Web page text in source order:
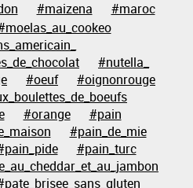
#maizena #maroc
#nutella_
#oeuf
#oignonrouge
#orange
#pain
#pain_de_mie
#pain_turc